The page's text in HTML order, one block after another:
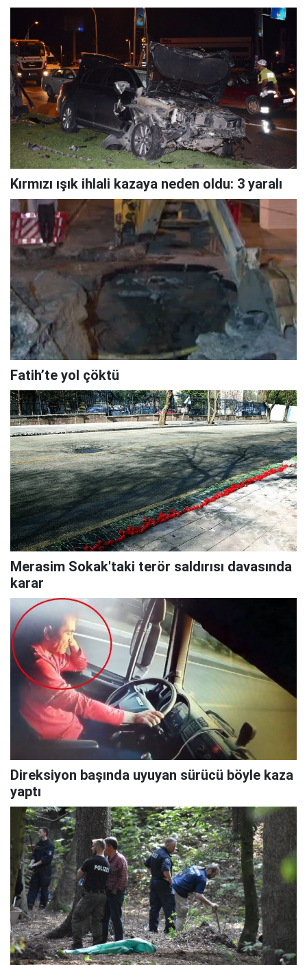
Kırmızı ışık ihlali kazaya neden oldu: 3 yaralı
Fatih’te yol çöktü
Merasim Sokak'taki terör saldırısı davasında
karar
Direksiyon başında uyuyan sürücü böyle kaza
yaptı